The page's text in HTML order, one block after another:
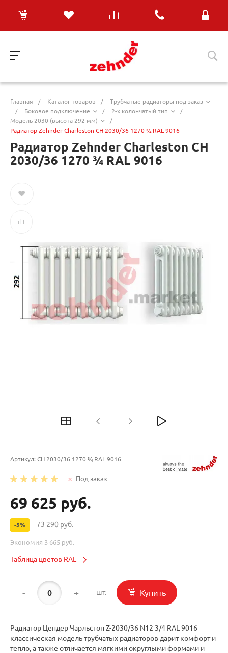
Главная / Каталог товаров /
Трубчатые радиаторы под заказ
/
Боковое подключение / 2-х колончатый тип
/
Модель 2030 (высота 292 мм)
/
Радиатор Zehnder Charleston CH 2030/36 1270 ¾ RAL 9016
Радиатор Zehnder Charleston CH
2030/36 1270 ¾ RAL 9016
Артикул: CH 2030/36 1270 ¾ RAL 9016
Под заказ
69 625 руб.
-5% 73 290 руб.
Экономия 3 665 руб.
Таблица цветов RAL
- + шт. Купить
Радиатор Цендер Чарльстон Z-2030/36 N12 3/4 RAL 9016
классическая модель трубчатых радиаторов дарит комфорт и
тепло, а также отличается мягкими округлыми формами и